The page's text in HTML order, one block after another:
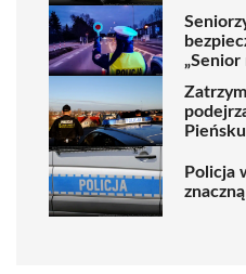
„Senior
Pieńsku
Policja